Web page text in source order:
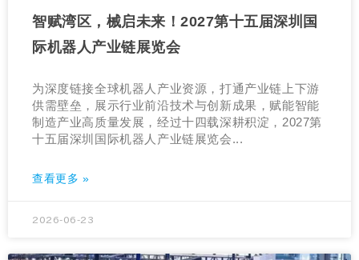
智赋湾区，械启未来！2027第十五届深圳国
际机器人产业链展览会
为深度链接全球机器人产业资源，打通产业链上下游
供需壁垒，展示行业前沿技术与创新成果，赋能智能
制造产业高质量发展，经过十四载深耕积淀，2027第
十五届深圳国际机器人产业链展览会...
查看更多 »
2026-06-23